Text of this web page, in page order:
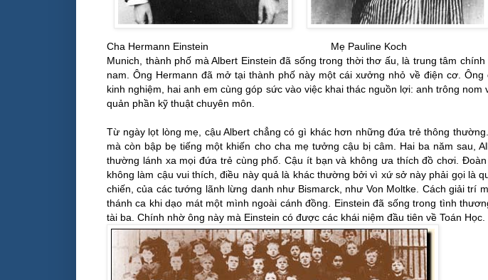
Cha Hermann Einstein Mẹ Pauline Koch
Munich, thành phố mà Albert Einstein đã sống trong thời thơ ấu, là trung tâm
nam. Ông Hermann đã mở tại thành phố này một cái xưởng nhỏ về điện cơ.
kinh nghiệm, hai anh em cùng góp sức vào việc khai thác nguồn lợi: anh trông
quản phần kỹ thuật chuyên môn.
Từ ngày lọt lòng mẹ, cậu Albert chẳng có gì khác hơn những đứa trẻ thông
mà còn bập bẹ tiếng một khiến cho cha mẹ tưởng cậu bị câm. Hai ba năm sau,
thường lánh xa mọi đứa trẻ cùng phố. Cậu ít bạn và không ưa thích đồ chơi.
không làm cậu vui thích, điều này quả là khác thường bởi vì xứ sở này phải gọi là
chiến, của các tướng lãnh lừng danh như Bismarck, như Von Moltke. Cách giải trí
thánh ca khi dạo mát một mình ngoài cánh đồng. Einstein đã sống trong tình
tài ba. Chính nhờ ông này mà Einstein có được các khái niệm đầu tiên về Toán Học.